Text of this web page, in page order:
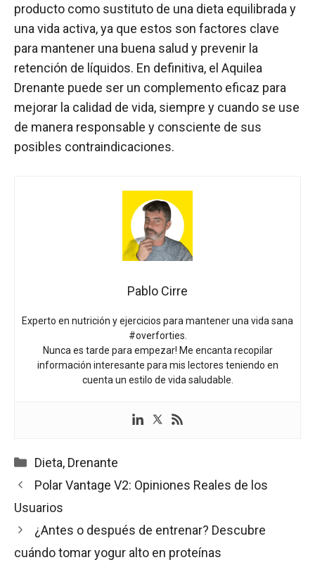
producto como sustituto de una dieta equilibrada y
una vida activa, ya que estos son factores clave
para mantener una buena salud y prevenir la
retención de líquidos. En definitiva, el Aquilea
Drenante puede ser un complemento eficaz para
mejorar la calidad de vida, siempre y cuando se use
de manera responsable y consciente de sus
posibles contraindicaciones.
Pablo Cirre
Experto en nutrición y ejercicios para mantener una vida sana
#overforties.
Nunca es tarde para empezar! Me encanta recopilar
información interesante para mis lectores teniendo en
cuenta un estilo de vida saludable.
Categorías
Dieta, Drenante
Polar Vantage V2: Opiniones Reales de los
Usuarios
¿Antes o después de entrenar? Descubre
cuándo tomar yogur alto en proteínas